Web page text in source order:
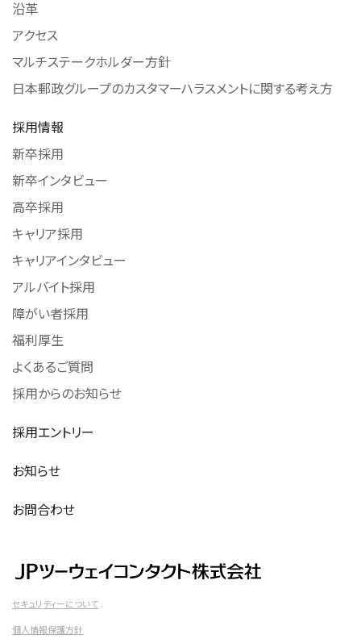
沿革
アクセス
マルチステークホルダー方針
日本郵政グループのカスタマーハラスメントに関する考え方
採用情報
新卒採用
新卒インタビュー
高卒採用
キャリア採用
キャリアインタビュー
アルバイト採用
障がい者採用
福利厚生
よくあるご質問
採用からのお知らせ
採用エントリー
お知らせ
お問合わせ
セキュリティーについて
個人情報保護方針